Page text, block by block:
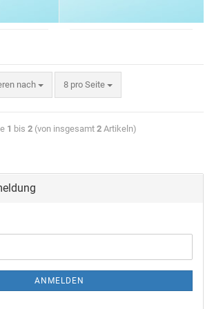
nach 8 pro Seite
1 bis 2(von insgesamt 2Artikeln)
ANMELDEN